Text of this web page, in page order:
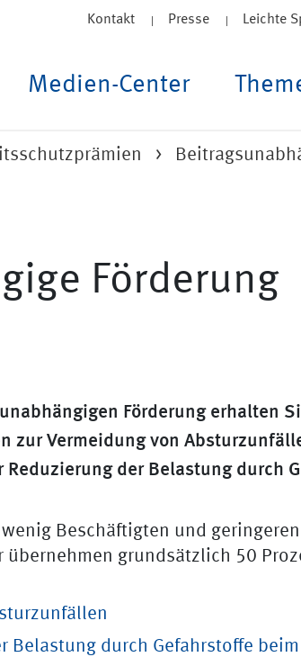
Kontakt Presse Leichte
Medien-Center
Förderung
Förderung erhalten
zur Vermeidung von
der Belastung durch
Beschäftigten und
übernehmen grundsätzlich 50
Belastung durch Gefahrstoffe